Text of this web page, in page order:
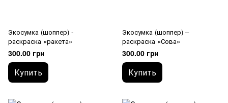
Экосумка (шоппер) -
раскраска «ракета»
300.00 грн
Купить
Экосумка (шоппер) –
раскраска «Сова»
300.00 грн
Купить